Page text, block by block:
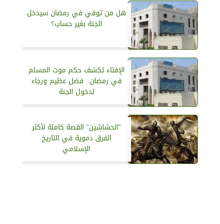
هل من توفي في رمضان سيدخل
الجنة بغير حساب؟
الإفتاء تكشف حكم موت المسلم
في رمضان.. فضل عظيم ورجاء
لدخول الجنة
”الحشاشين” القصة كاملة لأكثر
الفرق دموية في التاريخ
الإسلامي